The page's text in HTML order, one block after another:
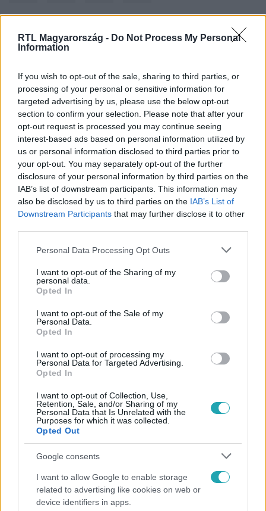
RTL Magyarország - Do Not Process My Personal
Information
If you wish to opt-out of the sale, sharing to third parties, or
processing of your personal or sensitive information for
targeted advertising by us, please use the below opt-out
section to confirm your selection. Please note that after your
opt-out request is processed you may continue seeing
interest-based ads based on personal information utilized by
us or personal information disclosed to third parties prior to
your opt-out. You may separately opt-out of the further
disclosure of your personal information by third parties on the
IAB’s list of downstream participants. This information may
also be disclosed by us to third parties on the IAB’s List of
Downstream Participants that may further disclose it to other
Please note that this website/app uses one or more Google
not limited to your visit or usage behaviour. You may click to
grant or deny consent to Google and its third-party tags to
use your data for below specified purposes in below Google
consent section.
Personal Data Processing Opt Outs
I want to opt-out of the Sharing of my
personal data.
Opted In
I want to opt-out of the Sale of my
Personal Data.
Opted In
I want to opt-out of processing my
Personal Data for Targeted Advertising.
Opted In
I want to opt-out of Collection, Use,
Retention, Sale, and/or Sharing of my
Personal Data that Is Unrelated with the
Purposes for which it was collected.
Opted Out
Google consents
I want to allow Google to enable storage
related to advertising like cookies on web or
device identifiers in apps.
Kövess minket, és értesülj a friss hírekről a
Követem
#KÜLFÖLD KÍGYÓ KÍNA
#HONGKONG #CSEMPÉSZET # VÁMOSOK
Népszerű
Veréb Tamás és felesége nagy bejelentést tettek